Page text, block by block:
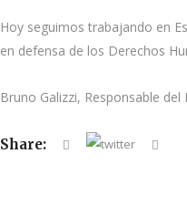
Hoy seguimos trabajando en
en defensa de los Derechos
Bruno Galizzi, Responsable
Share: